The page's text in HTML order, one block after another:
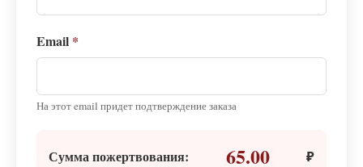
Email *
На этот email придет подтверждение заказа
Сумма пожертвования: 65.00 ₽